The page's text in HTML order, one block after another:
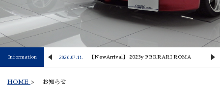
Information
Lusso 2026.07.11. 【NewArrival】 2023y FERRARI ROMA
HOME > お知らせ